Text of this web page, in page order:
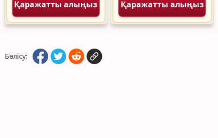
Қаражатты алыңыз Қаражатты алыңыз
Бөлісу: